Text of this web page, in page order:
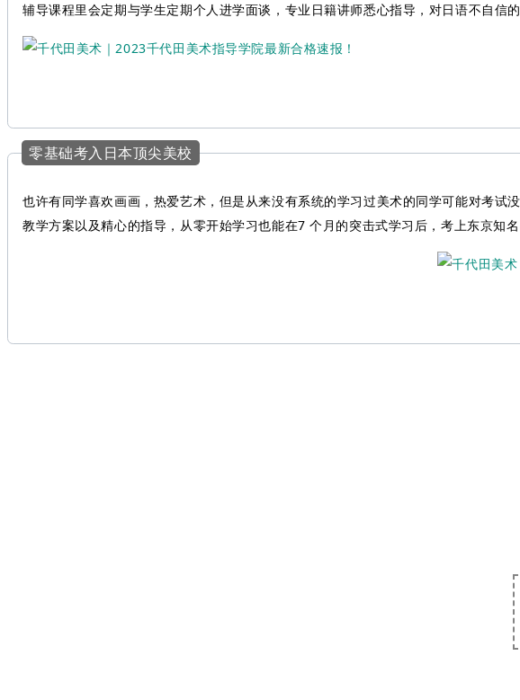
辅导课程里会定期与学生定期个人进学面谈，专业日籍讲师悉心指导，对日语不自信
零基础考入日本顶尖美校
也许有同学喜欢画画，热爱艺术，但是从来没有系统的学习过美术的同学可能对考
教学方案以及精心的指导，从零开始学习也能在7 个月的突击式学习后，考上东京知名